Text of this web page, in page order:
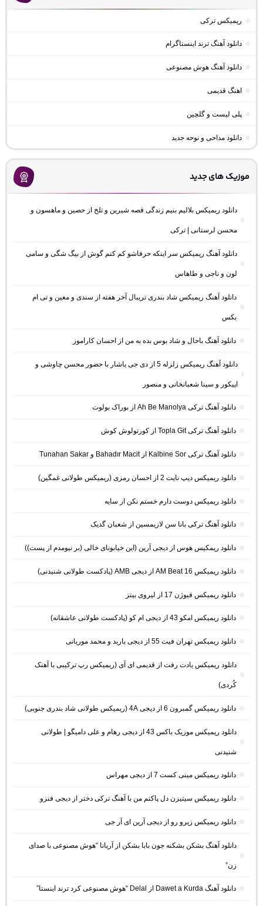
ریمیکس ترکی
دانلود آهنگ ترند اینستاگرام
دانلود آهنگ هوش مصنوعی
اهنگ قدیمی
پلی لیست و گلچین
دانلود مداحی و نوحه جدید
موزیک های جدید
دانلود ریمیکس بلالیم بنیم زندگی قصه شیرین و تلخ از حصین و ماهسون و
محسن لرستانی | ترکی
دانلود آهنگ ریمیکس سر اینکه حرفاشو کم کنم گوش از بیگ شگی و سامی
لون و ناجی و طاهاس
دانلود آهنگ ریمیکس شاد بندری تریبال آخر هفته از سندی و معین و تی ام
بکس
دانلود آهنگ باحال و شاد بوس بده به من از احسان کاراموز
دانلود آهنگ ریمیکس زلزله 5 از دی جی یاشار با حضور محسن چاوشی و
اپیکور و سینا شعبانخانی و منصور
دانلود آهنگ ترکی Ah Be Manolya از بوراک بولوت
دانلود آهنگ ترکی Topla Git از کورتولوش کوش
دانلود آهنگ ترکی Kalbine Sor از Bahadır Macit و Tunahan Sakar
دانلود ریمیکس دیپ نایت 2 از احسان رمزی (ریمیکس طولانی غمگین)
دانلود ریمیکس دوست دارم خستم نکن از سایه
دانلود آهنگ ترکی بانا سن لازیمسین از شعبان گدیک
دانلود ریمکیس هوس از دیجی آرین (این خیابونای خالی (بر نیومدم از پست))
دانلود ریمیکس AM Beat 16 از دیجی AMB (پادکست طولانی شنیدنی)
دانلود ریمیکس فیوژن 17 از لیروی بیتز
دانلود ریمیکس امکو 43 از دیجی ام کو (پادکست طولانی عاشقانه)
دانلود ریمیکس تهران فیت 55 از دیجی باربد و محمد موریانی
دانلود ریمیکس یادت رفت از قدیمی ای آی (ریمیکس رپ ترکیبی با آهنک
کُردی)
دانلود ریمیکس گمبرون 6 از دیجی 4A (ریمیکس طولانی شاد بندری جنوبی)
دانلود ریمیکس موزیک باکس 43 از دیجی رهام و علی دامیگو | طولانی
شنیدنی
دانلود ریمیکس مینی کست 7 از دیجی مهراس
دانلود ریمیکس سیتیزن دل پاکتم من با آهنگ ترکی دختر از دیجی فنزو
دانلود ریمیکس زیرو رو از دیجی آرین ای آر جی
دانلود آهنگ بشکن بشکنه جون بابا بشکن از آریانا “هوش مصنوعی با صدای
زن”
دانلود آهنگ Dawet a Kurda از Delal “هوش مصنوعی کرد ترند اینستا”